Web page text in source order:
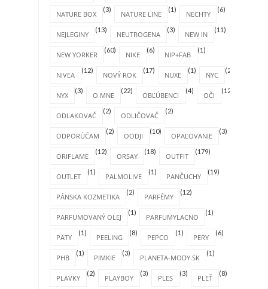
NATURE BOX
(3)
NATURE LINE
(1)
NECHTY
(6)
NEJLEGINY
(13)
NEUTROGENA
(3)
NEW IN
(11)
NEW YORKER
(60)
NIKE
(6)
NIP+FAB
(1)
NIVEA
(12)
NOVÝ ROK
(17)
NUXE
(1)
NYC
(2)
NYX
(3)
O MNE
(22)
OBĽÚBENCI
(4)
OČI
(12)
ODLAKOVAČ
(2)
ODLIČOVAČ
(2)
ODPORÚČAM
(2)
OODJI
(10)
OPAĽOVANIE
(3)
ORIFLAME
(12)
ORSAY
(18)
OUTFIT
(179)
OUTLET
(1)
PALMOLIVE
(1)
PANČUCHY
(19)
PÁNSKA KOZMETIKA
(2)
PARFÉMY
(12)
PARFUMOVANÝ OLEJ
(1)
PARFUMYLACNO
(1)
PÄTY
(1)
PEELING
(8)
PEPCO
(1)
PERY
(6)
PHB
(1)
PIMKIE
(3)
PLANETA-MODY.SK
(1)
PLAVKY
(2)
PLAYBOY
(3)
PLES
(3)
PLEŤ
(8)